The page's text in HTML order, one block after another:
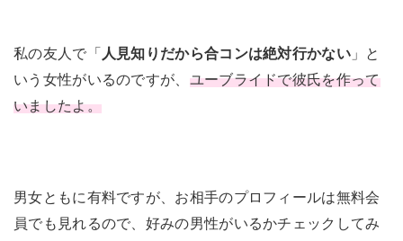
私の友人で「 人見知りだから合コンは絶対行かない」と
いう女性がいるのですが、 ユーブライドで彼氏を作って
いましたよ。
男女ともに有料ですが、お相手のプロフィールは無料会
員でも見れるので、好みの男性がいるかチェックしてみ